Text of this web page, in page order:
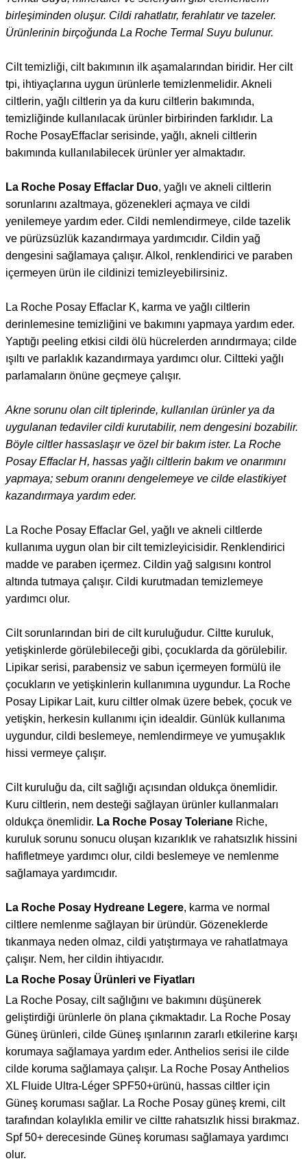
birleşiminden oluşur. Cildi rahatlatır, ferahlatır ve tazeler.
Ürünlerinin birçoğunda La Roche Termal Suyu bulunur.
Cilt temizliği, cilt bakımının ilk aşamalarından biridir. Her cilt
tpi, ihtiyaçlarına uygun ürünlerle temizlenmelidir. Akneli
ciltlerin, yağlı ciltlerin ya da kuru ciltlerin bakımında,
temizliğinde kullanılacak ürünler birbirinden farklıdır. La
Roche PosayEffaclar serisinde, yağlı, akneli ciltlerin
bakımında kullanılabilecek ürünler yer almaktadır.
La Roche Posay Effaclar Duo, yağlı ve akneli ciltlerin
sorunlarını azaltmaya, gözenekleri açmaya ve cildi
yenilemeye yardım eder. Cildi nemlendirmeye, cilde tazelik
ve pürüzsüzlük kazandırmaya yardımcıdır. Cildin yağ
dengesini sağlamaya çalışır. Alkol, renklendirici ve paraben
içermeyen ürün ile cildinizi temizleyebilirsiniz.
La Roche Posay Effaclar K, karma ve yağlı ciltlerin
derinlemesine temizliğini ve bakımını yapmaya yardım eder.
Yaptığı peeling etkisi cildi ölü hücrelerden arındırmaya; cilde
ışıltı ve parlaklık kazandırmaya yardımcı olur. Ciltteki yağlı
parlamaların önüne geçmeye çalışır.
Akne sorunu olan cilt tiplerinde, kullanılan ürünler ya da
uygulanan tedaviler cildi kurutabilir, nem dengesini bozabilir.
Böyle ciltler hassaslaşır ve özel bir bakım ister. La Roche
Posay Effaclar H, hassas yağlı ciltlerin bakım ve onarımını
yapmaya; sebum oranını dengelemeye ve cilde elastikiyet
kazandırmaya yardım eder.
La Roche Posay Effaclar Gel, yağlı ve akneli ciltlerde
kullanıma uygun olan bir cilt temizleyicisidir. Renklendirici
madde ve paraben içermez. Cildin yağ salgısını kontrol
altında tutmaya çalışır. Cildi kurutmadan temizlemeye
yardımcı olur.
Cilt sorunlarından biri de cilt kuruluğudur. Ciltte kuruluk,
yetişkinlerde görülebileceği gibi, çocuklarda da görülebilir.
Lipikar serisi, parabensiz ve sabun içermeyen formülü ile
çocukların ve yetişkinlerin kullanımına uygundur. La Roche
Posay Lipikar Lait, kuru ciltler olmak üzere bebek, çocuk ve
yetişkin, herkesin kullanımı için idealdir. Günlük kullanıma
uygundur, cildi beslemeye, nemlendirmeye ve yumuşaklık
hissi vermeye çalışır.
Cilt kuruluğu da, cilt sağlığı açısından oldukça önemlidir.
Kuru ciltlerin, nem desteği sağlayan ürünler kullanmaları
oldukça önemlidir. La Roche Posay Toleriane Riche,
kuruluk sorunu sonucu oluşan kızarıklık ve rahatsızlık hissini
hafifletmeye yardımcı olur, cildi beslemeye ve nemlenme
sağlamaya yardımcıdır.
La Roche Posay Hydreane Legere, karma ve normal
ciltlere nemlenme sağlayan bir üründür. Gözeneklerde
tıkanmaya neden olmaz, cildi yatıştırmaya ve rahatlatmaya
çalışır. Nem, her cildin ihtiyacıdır.
La Roche Posay Ürünleri ve Fiyatları
La Roche Posay, cilt sağlığını ve bakımını düşünerek
geliştirdiği ürünlerle ön plana çıkmaktadır. La Roche Posay
Güneş ürünleri, cilde Güneş ışınlarının zararlı etkilerine karşı
korumaya sağlamaya yardım eder. Anthelios serisi ile cilde
cilde koruma sağlamaya çalışır. La Roche Posay Anthelios
XL Fluide Ultra-Léger SPF50+ürünü, hassas ciltler için
Güneş koruması sağlar. La Roche Posay güneş kremi, cilt
tarafından kolaylıkla emilir ve ciltte rahatsızlık hissi bırakmaz.
Spf 50+ derecesinde Güneş koruması sağlamaya yardımcı
olur.